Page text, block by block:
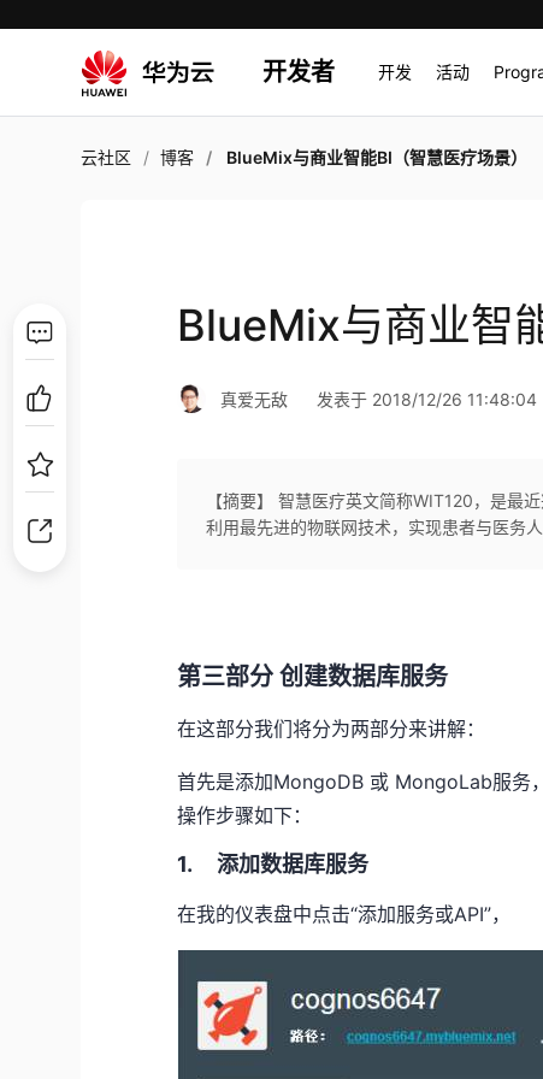
开发者 开发 活动
云社区 博客 BlueMix与商业智能BI（智慧医疗场景）
BlueMix与商业智
真爱无敌 发表于 2018/12/26 11:48:04
【摘要】 智慧医疗英文简称WIT120，是最
利用最先进的物联网技术，实现患者与医务
第三部分 创建数据库服务
在这部分我们将分为两部分来讲解：
首先是添加MongoDB 或 MongoLab服务
操作步骤如下：
1. 添加数据库服务
在我的仪表盘中点击“添加服务或API”，